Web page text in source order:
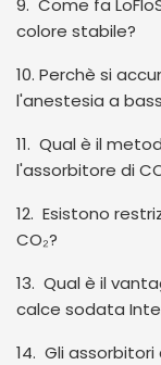
9. Come fa
colore stabile?
10. Perchè si
l'anestesia a
11. Qual è il
l'assorbitore di
12. Esistono
CO₂?
13. Qual è il
calce sodata
14. Gli